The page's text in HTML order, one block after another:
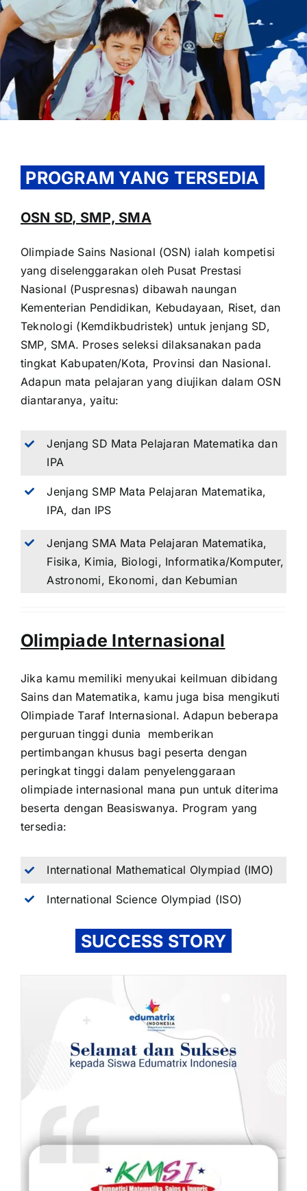
OUR PROGRAM
REGISTRATION
CONTACT US
PROGRAM YANG TERSEDIA
OSN SD, SMP, SMA
Olimpiade Sains Nasional (OSN) ialah kompetisi
yang diselenggarakan oleh Pusat Prestasi
Nasional (Puspresnas) dibawah naungan
Kementerian Pendidikan, Kebudayaan, Riset, dan
Teknologi (Kemdikbudristek) untuk jenjang SD,
SMP, SMA. Proses seleksi dilaksanakan pada
tingkat Kabupaten/Kota, Provinsi dan Nasional.
Adapun mata pelajaran yang diujikan dalam OSN
diantaranya, yaitu:
Jenjang SD Mata Pelajaran Matematika dan
IPA
Jenjang SMP Mata Pelajaran Matematika,
IPA, dan IPS
Jenjang SMA Mata Pelajaran Matematika,
Fisika, Kimia, Biologi, Informatika/Komputer,
Astronomi, Ekonomi, dan Kebumian
Olimpiade Internasional
Jika kamu memiliki menyukai keilmuan dibidang
Sains dan Matematika, kamu juga bisa mengikuti
Olimpiade Taraf Internasional. Adapun beberapa
perguruan tinggi dunia memberikan
pertimbangan khusus bagi peserta dengan
peringkat tinggi dalam penyelenggaraan
olimpiade internasional mana pun untuk diterima
beserta dengan Beasiswanya. Program yang
tersedia:
International Mathematical Olympiad (IMO)
International Science Olympiad (ISO)
SUCCESS STORY